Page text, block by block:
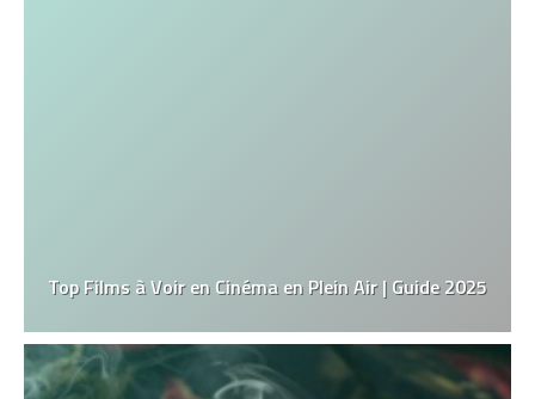
Top Films à Voir en Cinéma en Plein Air | Guide 2025